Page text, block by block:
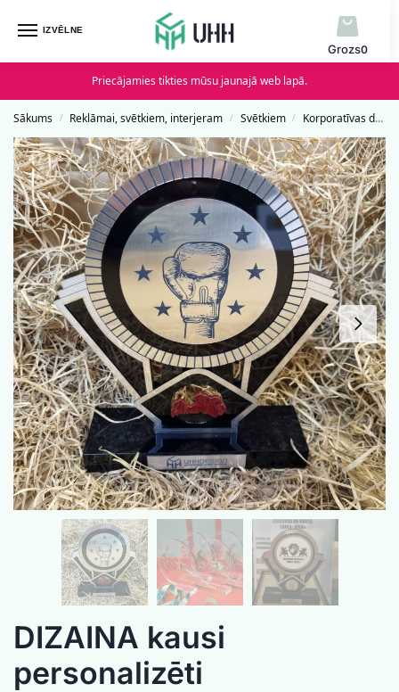
IZVĒLNE
0
Priecājamies tikties mūsu jaunajā web lapā.
Sākums / Reklāmai, svētkiem, interjeram / Svētkiem / Korporatīvas dāvanas
DIZAINA kausi
personalizēti